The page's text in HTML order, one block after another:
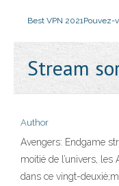
Best VPN 2021Pouvez-
Stream
Author
Avengers: Endgame
moitié de l’univers,
dans ce vingt-